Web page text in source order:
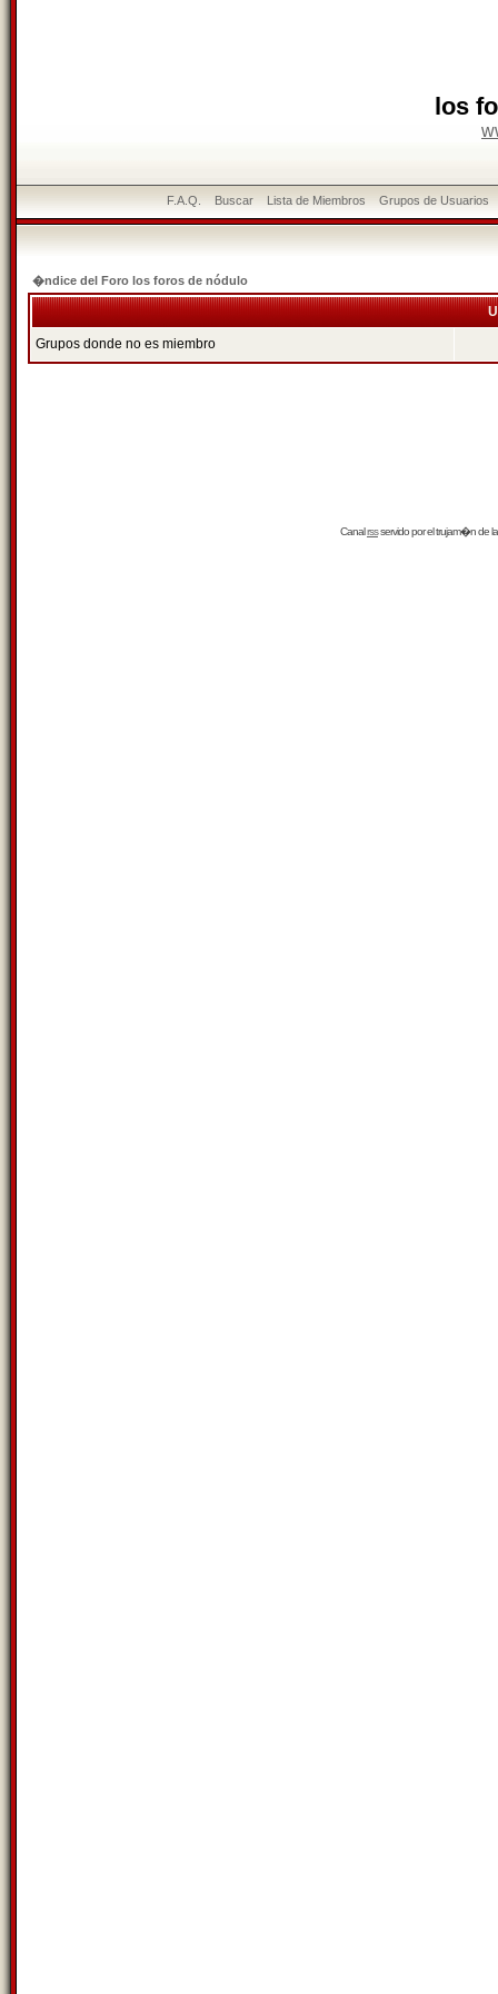
los
F.A.Q. Buscar Lista de Miembros Grupos de Usuarios
�ndice del Foro los foros de nódulo
Grupos donde no es miembro
Canalrssservido por eltrujam�nde